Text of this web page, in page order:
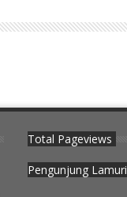
Total Pageviews
Pengunjung Lamuri